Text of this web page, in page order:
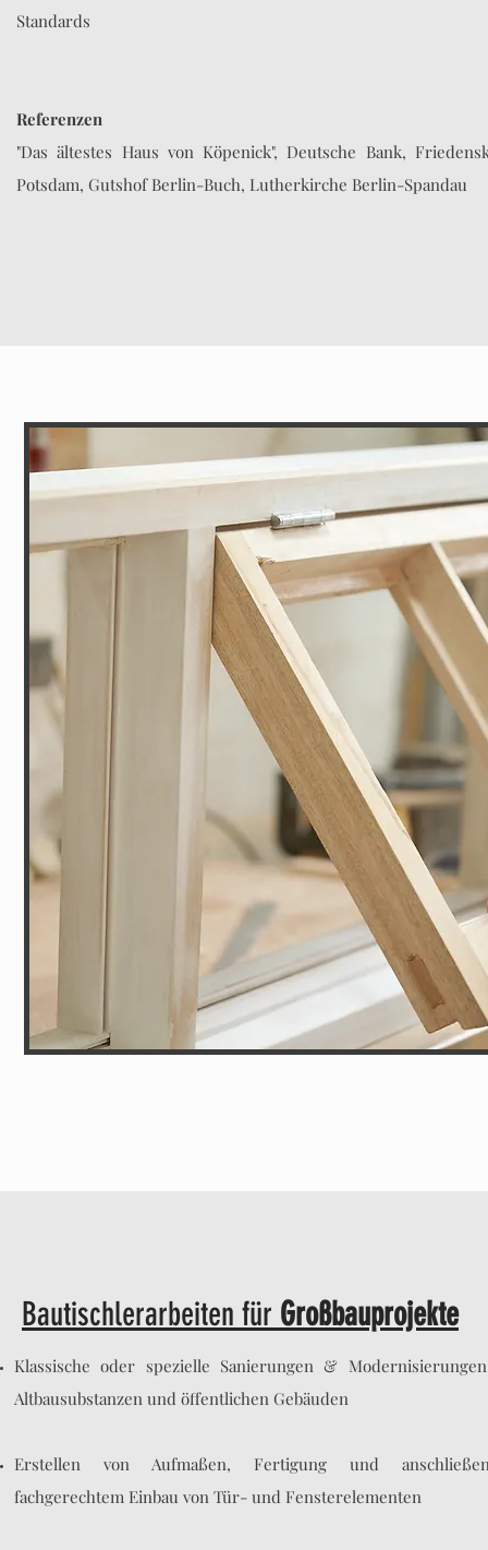
Standards
Referenzen
"Das ältestes Haus von Köpenick", Deutsche Bank,
Potsdam, Gutshof Berlin-Buch, Lutherkirche Berlin-Spandau
Bautischlerarbeiten für Großbauprojekte
Klassische oder spezielle Sanierungen &
Altbausubstanzen und öffentlichen Gebäuden
Erstellen von Aufmaßen, Fertigung und
fachgerechtem Einbau von Tür- und Fensterelementen